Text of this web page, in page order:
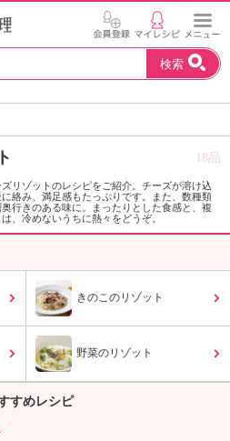
お
い
を
見
つ
け
。
K
ュ
検索
18品
リゾットのレシピをご紹介。チーズが溶け込
絡み、満足感もたっぷりです。また、数種類
行きのある味に。まったりとした食感と、複
、冷めないうちに熱々をどうぞ。
きのこのリゾット
野菜のリゾット
すめレシピ